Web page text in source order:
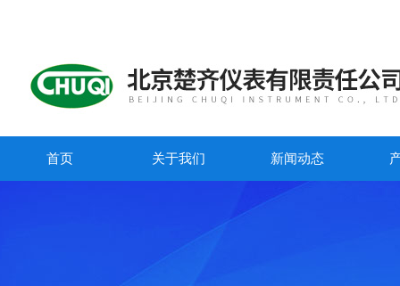
首页 关于我们 新闻动态